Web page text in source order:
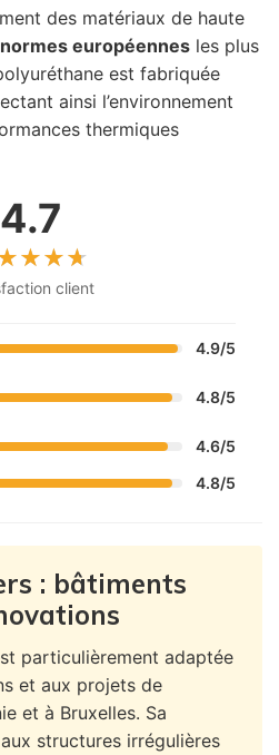
des matériaux de haute
européennes les plus
est fabriquée
ainsi l’environnement
thermiques
4.7
client
4.9/5
4.8/5
4.6/5
4.8/5
: bâtiments
particulièrement adaptée
et aux projets de
et à Bruxelles. Sa
structures irrégulières